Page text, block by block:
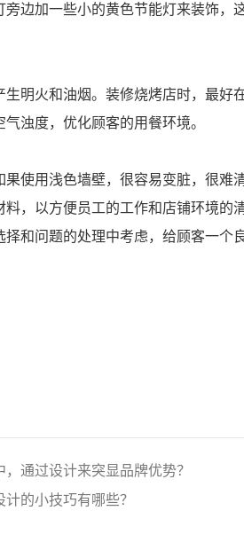
边加一些小的黄色节能灯来装饰，
明火和油烟。装修烧烤店时，最好
浊度，优化顾客的用餐环境。
使用浅色墙壁，很容易变脏，很难
，以方便员工的工作和店铺环境的
和问题的处理中考虑，给顾客一个
通过设计来突显品牌优势？
的小技巧有哪些？